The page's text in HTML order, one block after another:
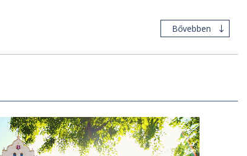
Bővebben